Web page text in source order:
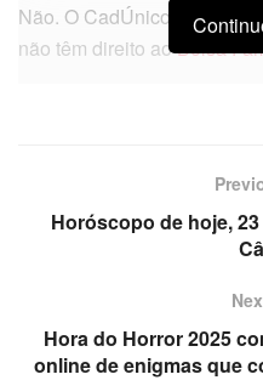
Não. O CadÚnico é
não têm direito aoBolsa
Horóscopo de hoje,
Hora do Horror 2025
online de enigmas que